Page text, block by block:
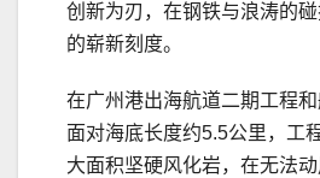
创新为刃，在钢铁与浪涛的
的崭新刻度。
在广州港出海航道二期工程和
面对海底长度约5.5公里，工
大面积坚硬风化岩，在无法